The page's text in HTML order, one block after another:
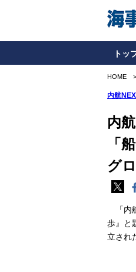
トッ
HOME
内航
内
「
グ
「内
歩』と
立され